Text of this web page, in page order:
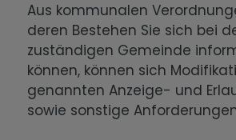
Aus kommunalen
deren Bestehen Sie sich bei
zuständigen Gemeinde
können, können sich
genannten Anzeige- und
sowie sonstige